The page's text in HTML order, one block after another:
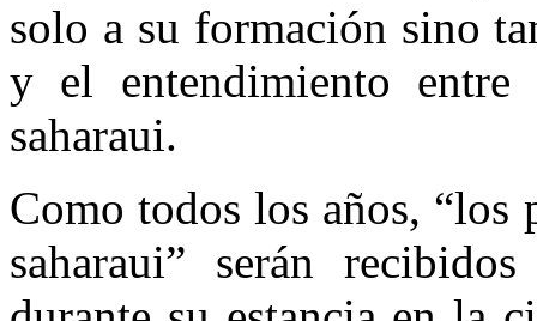
solo a su formación sino
y el entendimiento
saharaui.
Como todos los años, “los
saharaui” serán